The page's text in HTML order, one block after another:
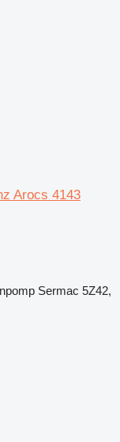
Arocs 4143
Sermac 5Z42,